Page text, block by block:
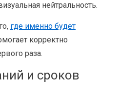
нейтральность.
где именно будет
корректно
раза.
и сроков